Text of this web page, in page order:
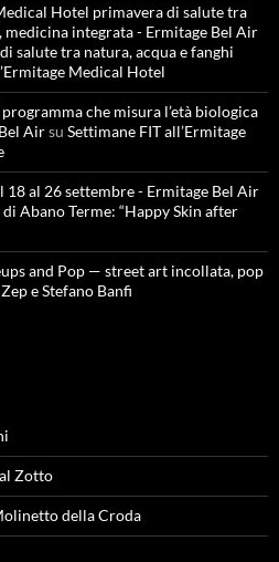
Hotel primavera di salute tra
medicina integrata - Ermitage Bel Air
salute tra natura, acqua e fanghi
Medical Hotel
che misura l’età biologica
Airsu Settimane FIT all’Ermitage
18 al 26 settembre - Ermitage Bel Air
Abano Terme: “Happy Skin after
and Pop — street art incollata, pop
e Stefano Banfi
Zotto
della Croda